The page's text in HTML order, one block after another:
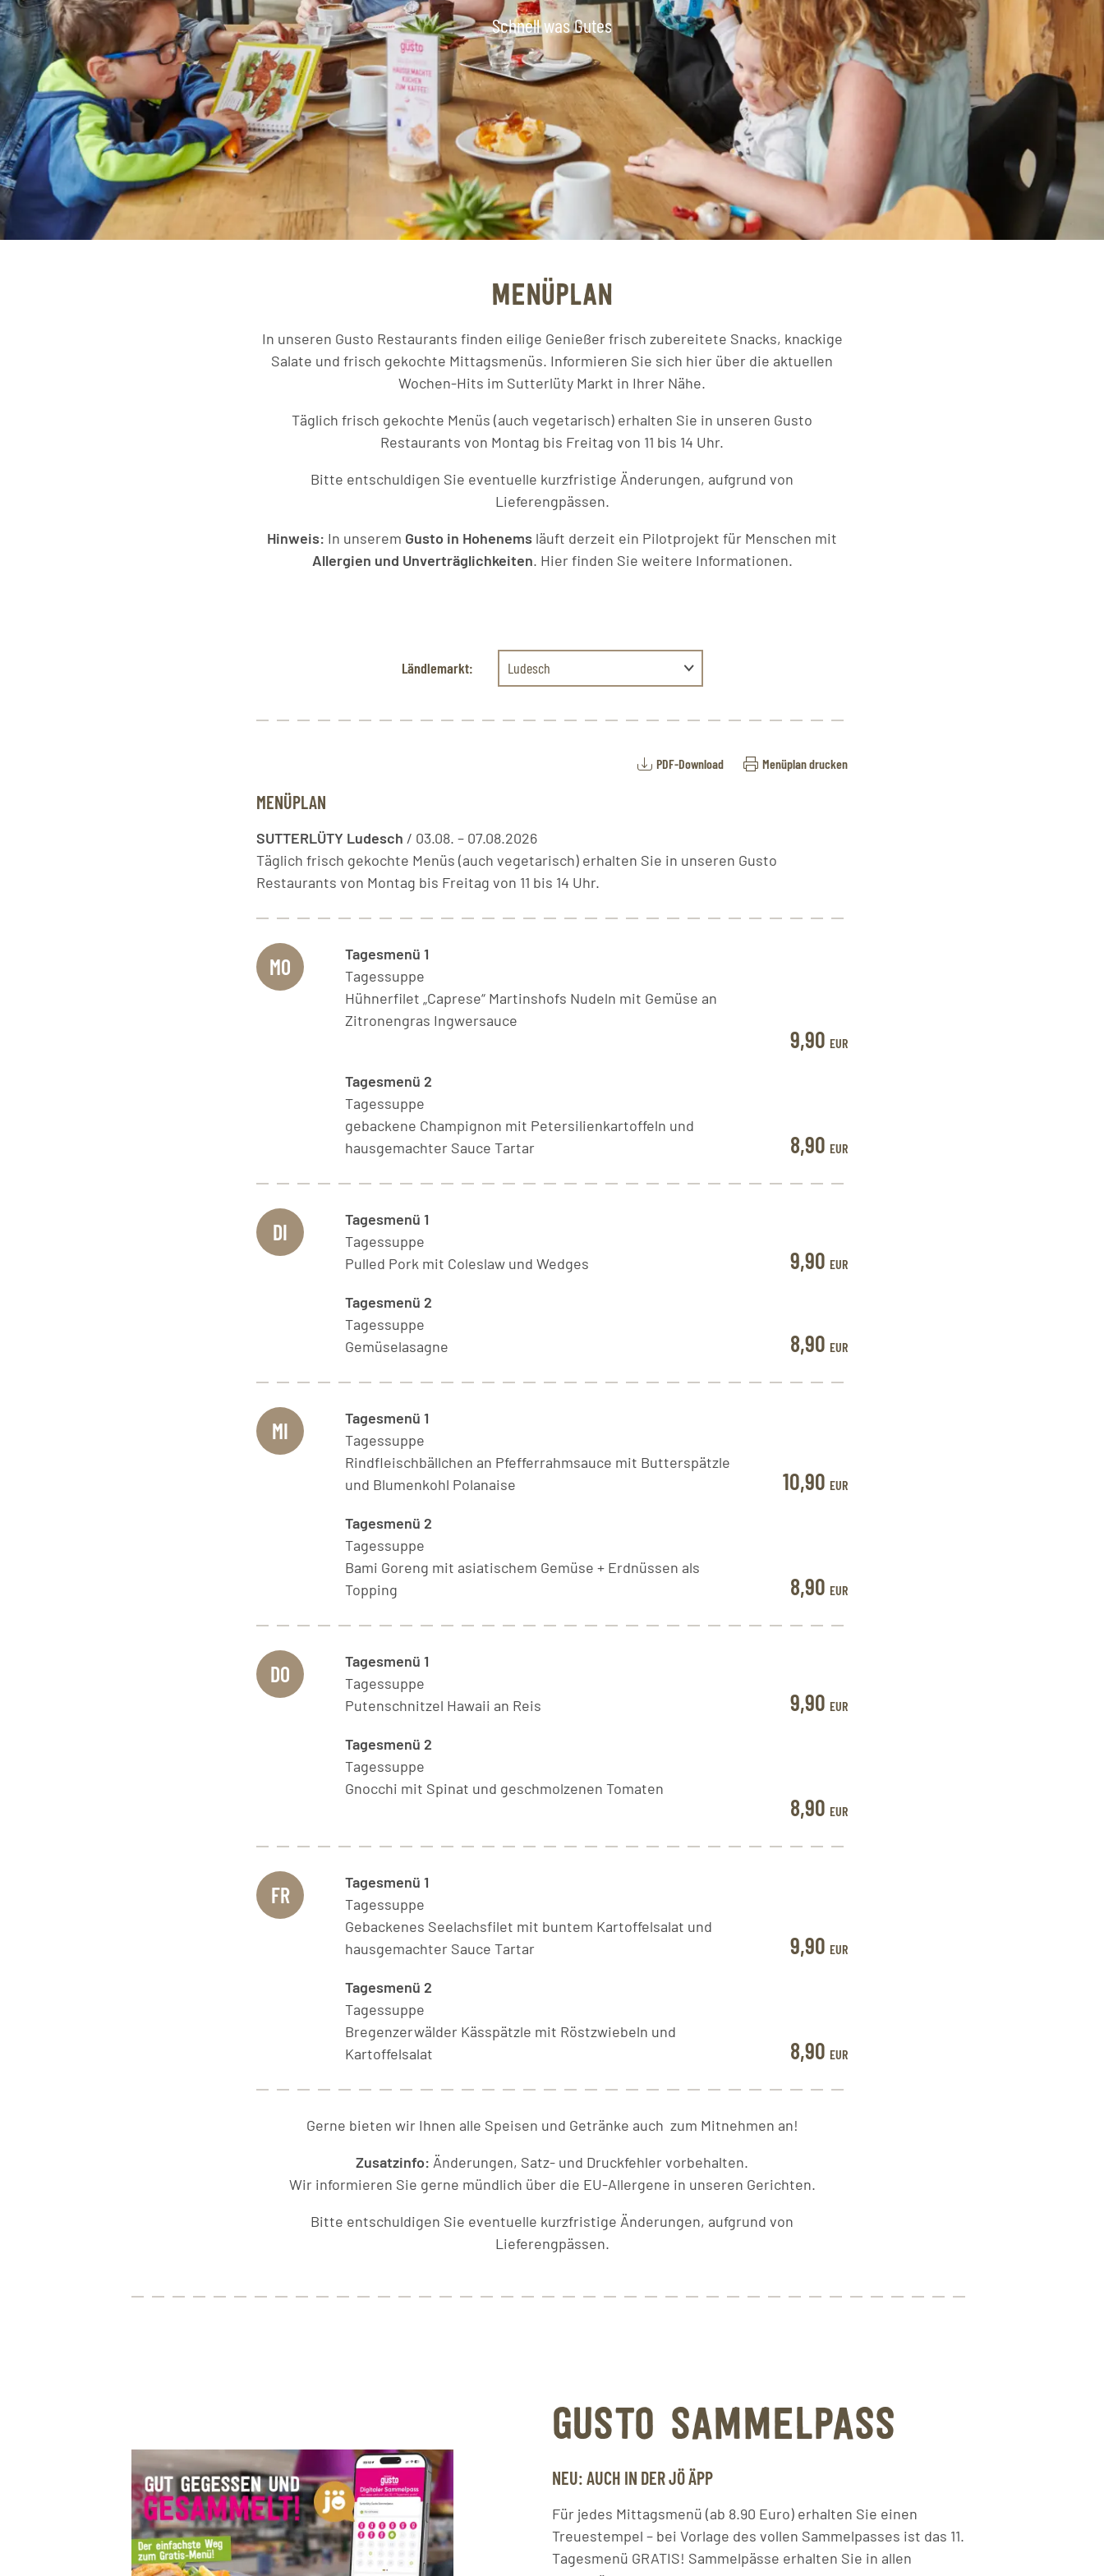
Schnell was Gutes
MENÜPLAN
In unseren Gusto Restaurants finden eilige Genießer frisch zubereitete Snacks, knackige
Salate und frisch gekochte Mittagsmenüs. Informieren Sie sich hier über die aktuellen
Wochen-Hits im Sutterlüty Markt in Ihrer Nähe.
Täglich frisch gekochte Menüs (auch vegetarisch) erhalten Sie in unseren Gusto
Restaurants von Montag bis Freitag von 11 bis 14 Uhr.
Bitte entschuldigen Sie eventuelle kurzfristige Änderungen, aufgrund von
Lieferengpässen.
Hinweis: In unserem Gusto in Hohenems läuft derzeit ein Pilotprojekt für Menschen mit
Allergien und Unverträglichkeiten. Hier finden Sie weitere Informationen.
Ländlemarkt: Ludesch
PDF-Download Menüplan drucken
MENÜPLAN
SUTTERLÜTY Ludesch / 03.08. – 07.08.2026
Täglich frisch gekochte Menüs (auch vegetarisch) erhalten Sie in unseren Gusto
Restaurants von Montag bis Freitag von 11 bis 14 Uhr.
MO
Tagesmenü 1
Tagessuppe
Hühnerfilet „Caprese“ Martinshofs Nudeln mit Gemüse an
Zitronengras Ingwersauce
9,90 EUR
Tagesmenü 2
Tagessuppe
gebackene Champignon mit Petersilienkartoffeln und
hausgemachter Sauce Tartar
8,90 EUR
DI
Tagesmenü 1
Tagessuppe
Pulled Pork mit Coleslaw und Wedges
9,90 EUR
Tagesmenü 2
Tagessuppe
Gemüselasagne
8,90 EUR
MI
Tagesmenü 1
Tagessuppe
Rindfleischbällchen an Pfefferrahmsauce mit Butterspätzle
und Blumenkohl Polanaise
10,90 EUR
Tagesmenü 2
Tagessuppe
Bami Goreng mit asiatischem Gemüse + Erdnüssen als
Topping
8,90 EUR
DO
Tagesmenü 1
Tagessuppe
Putenschnitzel Hawaii an Reis
9,90 EUR
Tagesmenü 2
Tagessuppe
Gnocchi mit Spinat und geschmolzenen Tomaten
8,90 EUR
FR
Tagesmenü 1
Tagessuppe
Gebackenes Seelachsfilet mit buntem Kartoffelsalat und
hausgemachter Sauce Tartar
9,90 EUR
Tagesmenü 2
Tagessuppe
Bregenzerwälder Kässpätzle mit Röstzwiebeln und
Kartoffelsalat
8,90 EUR
Gerne bieten wir Ihnen alle Speisen und Getränke auch zum Mitnehmen an!
Zusatzinfo: Änderungen, Satz- und Druckfehler vorbehalten.
Wir informieren Sie gerne mündlich über die EU-Allergene in unseren Gerichten.
Bitte entschuldigen Sie eventuelle kurzfristige Änderungen, aufgrund von
Lieferengpässen.
GUSTO SAMMELPASS
NEU: AUCH IN DER JÖ ÄPP
Für jedes Mittagsmenü (ab 8.90 Euro) erhalten Sie einen
Treuestempel – bei Vorlage des vollen Sammelpasses ist das 11.
Tagesmenü GRATIS! Sammelpässe erhalten Sie in allen